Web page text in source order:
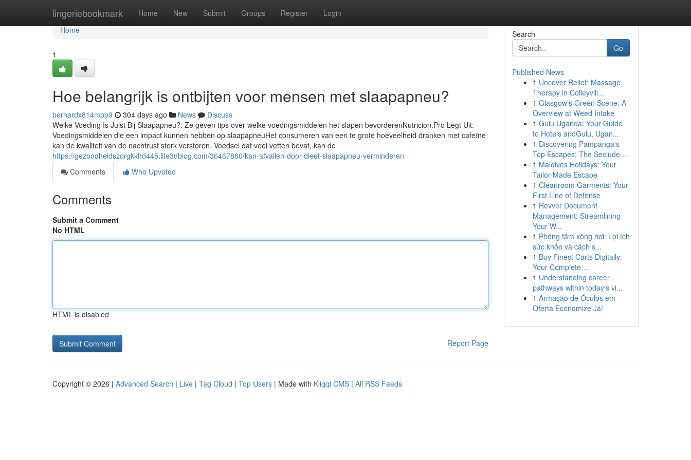
lingeriebookmark Home New Submit Groups Register Login
Home
Home
1
Hoe belangrijk is ontbijten voor mensen met slaapapneu?
bernardx814mpp9 304 days ago News
Discuss
Welke Voeding Is Juist Bij Slaapapneu?: Ze geven tips over welke voedingsmiddelen het slapen bevorderenNutricion.Pro Legt Uit:
Voedingsmiddelen die een impact kunnen hebben op slaapapneuHet consumeren van een te grote hoeveelheid dranken met cafeïne
kan de kwaliteit van de nachtrust sterk verstoren. Voedsel dat veel vetten bevat, kan de
https://gezondheidszorgkkhd445.life3dblog.com/36467860/kan-afvallen-door-dieet-slaapapneu-verminderen
Comments
Who Upvoted
Comments
Submit a Comment
No HTML
HTML is disabled
Report Page
Search
Go
Published News
1 Uncover Relief: Massage
Therapy in Colleyvill...
1 Glasgow's Green Scene: A
Overview at Weed Intake
1 Gulu Uganda: Your Guide
to Hotels andGulu, Ugan...
1 Discovering Pampanga's
Top Escapes: The Seclude...
1 Maldives Holidays: Your
Tailor-Made Escape
1 Cleanroom Garments: Your
First Line of Defense
1 Revver Document
Management: Streamlining
Your W...
1 Phòng tắm xông hơi: Lợi ích
sức khỏe và cách s...
1 Buy Finest Carts Digitally:
Your Complete ...
1 Understanding career
pathways within today's vi...
1 Armação de Óculos em
Oferta Economize Já!
Copyright © 2026 | Advanced Search | Live | Tag Cloud | Top Users | Made with Kliqqi CMS | All RSS Feeds